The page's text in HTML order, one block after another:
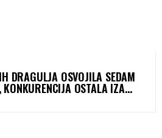
DRAGULJA OSVOJILA SEDAM
OSTALA IZA